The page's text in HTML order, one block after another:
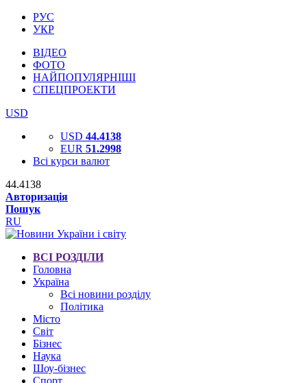
РУС
УКР
ВІДЕО
ФОТО
НАЙПОПУЛЯРНІШІ
СПЕЦПРОЕКТИ
USD
USD 44.4138
EUR 51.2998
Всі курси валют
44.4138
Авторизація
Пошук
RU
ВСІ РОЗДІЛИ
Головна
Україна
Всі новини розділу
Політика
Місто
Світ
Бізнес
Наука
Шоу-бізнес
Спорт